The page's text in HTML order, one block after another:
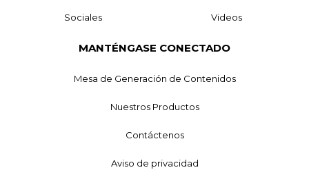
Sociales Videos
MANTÉNGASE CONECTADO
Mesa de Generación de Contenidos
Nuestros Productos
Contáctenos
Aviso de privacidad